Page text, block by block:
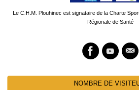
Le C.H.M. Plouhinec est signataire de la Charte
Régionale de Santé
NOMBRE DE